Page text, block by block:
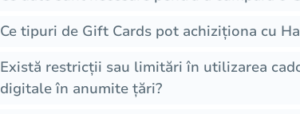
Ce tipuri de Gift Cards pot achiziționa cu
Există restricții sau limitări în utilizarea
digitale în anumite țări?